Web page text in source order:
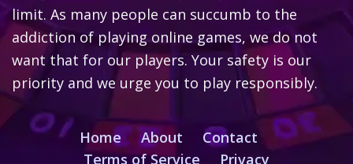
limit. As many people can succumb to the
addiction of playing online games, we do not
want that for our players. Your safety is our
priority and we urge you to play responsibly.
Home About
Contact
Terms of Service
Privacy